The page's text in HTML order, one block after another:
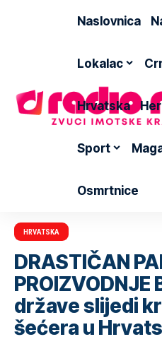
Naslovnica
Lokalac
Hrvatska
Sport
Osmrtnice
HRVATSKA
DRASTIČAN
PROIZVODNJE
države slijedi
šećera u